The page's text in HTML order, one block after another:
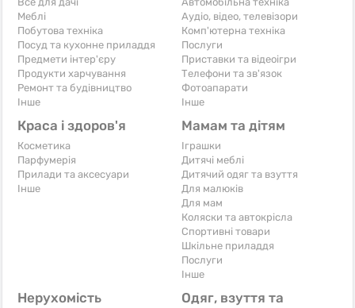
Меблі
Побутова техніка
Посуд та кухонне приладдя
Предмети інтер'єру
Продукти харчування
Ремонт та будівництво
Iнше
Аудіо, відео, телевізори
Комп'ютерна техніка
Послуги
Приставки та відеоігри
Телефони та зв'язок
Фотоапарати
Iнше
Краса і здоров'я
Косметика
Парфумерія
Прилади та аксесуари
Iнше
Мамам та дітям
Іграшки
Дитячі меблі
Дитячий одяг та взуття
Для малюків
Для мам
Коляски та автокрісла
Спортивні товари
Шкільне приладдя
Послуги
Iнше
Нерухомість
Одяг, взуття та